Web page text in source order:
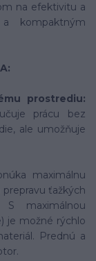
na efektivitu a
kompaktným
prostrediu:
prácu bez
ale umožňuje
maximálnu
ťažkých
S maximálnou
je možné rýchlo
Prednú a